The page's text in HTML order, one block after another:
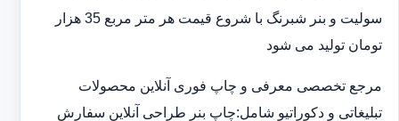
سولیت و بنر شبرنگ با شروع قیمت هر متر مربع 35 هزار
تومان تولید می شود
مرجع تخصصی معرفی و چاپ فوری آنلاین محصولات
تبلیغاتی و دکوراتیو شامل:چاپ بنر طراحی آنلاین سفارش